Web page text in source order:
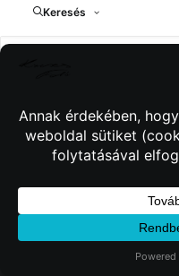
Keresés
© 2026 Kincses